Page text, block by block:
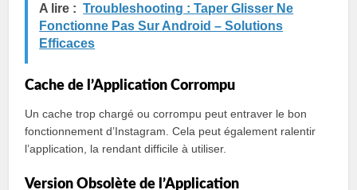
A lire : Troubleshooting : Taper Glisser Ne
Fonctionne Pas Sur Android – Solutions
Efficaces
Cache de l’Application Corrompu
Un cache trop chargé ou corrompu peut entraver le bon
fonctionnement d’Instagram. Cela peut également ralentir
l’application, la rendant difficile à utiliser.
Version Obsolète de l’Application